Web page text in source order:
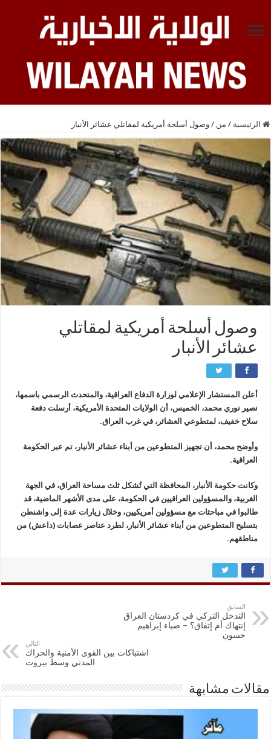
الرئيسية / من / وصول أسلحة أمريكية لمقاتلي عشائر الأنبار
وصول أسلحة أمريكية لمقاتلي
عشائر الأنبار
أعلن المستشار الإعلامي لوزارة الدفاع العراقية، والمتحدث الرسمي باسمها،
نصير نوري محمد، الخميس، أن الولايات المتحدة الأمريكية، أرسلت دفعة
سلاح خفيف، لمتطوعي العشائر، في غرب العراق.
وأوضح محمد، أن تجهيز المتطوعين من أبناء عشائر الأنبار، تم عبر الحكومة
العراقية.
وكانت حكومة الأنبار، المحافظة التي تُشكل ثلث مساحة العراق، في الجهة
الغربية، والمسؤولين العراقيين في الحكومة، على مدى الأشهر الماضية، قد
طالبوا في مباحثات مع مسؤولين أمريكيين، وخلال زيارات عدة إلى واشنطن
بتسليح المتطوعين من أبناء عشائر الأنبار، لطرد عناصر عصابات (داعش) من
مناطقهم.
السابق
التدخل التركي في كردستان العراق
إنتهاك أم إتفاق؟ – ضياء إبراهيم
حسون
التالي
اشتباكات بين القوى الأمنية والحراك
المدني وسط بيروت
مقالات مشابهة